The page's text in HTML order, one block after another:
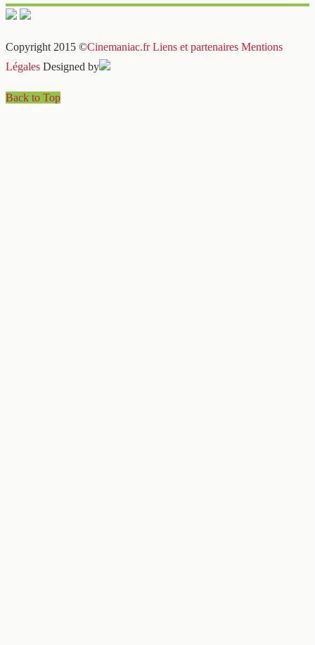
Copyright 2015 ©Cinemaniac.fr Liens et partenaires Mentions
Légales Designed by
Back to Top